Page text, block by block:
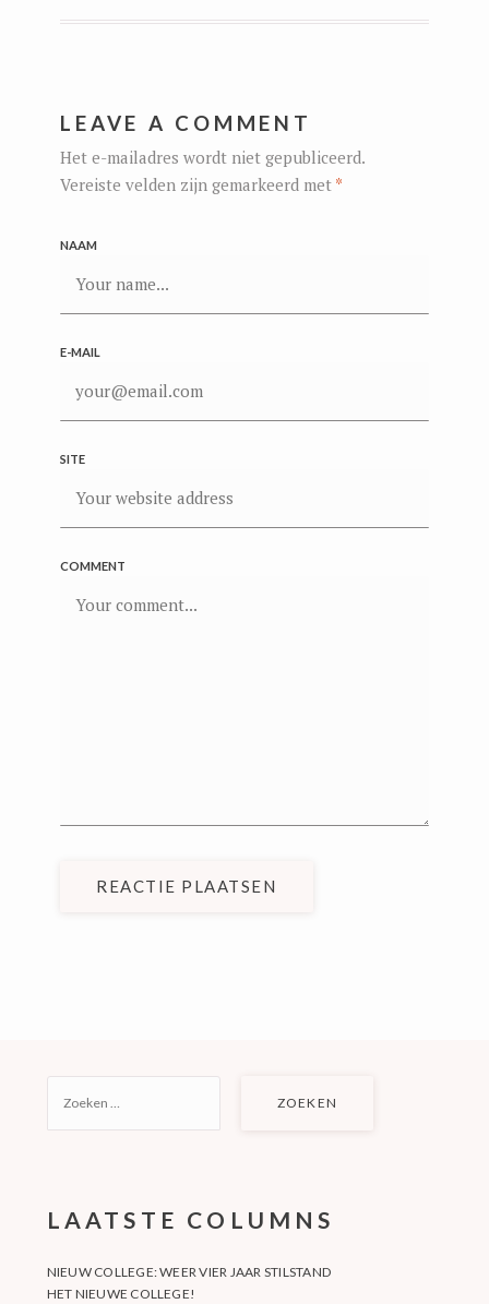
LEAVE A COMMENT
Het e-mailadres wordt niet gepubliceerd.
Vereiste velden zijn gemarkeerd met *
NAAM
E-MAIL
SITE
COMMENT
REACTIE PLAATSEN
NAAR:
LAATSTE COLUMNS
NIEUW COLLEGE: WEER VIER JAAR STILSTAND
HET NIEUWE COLLEGE!